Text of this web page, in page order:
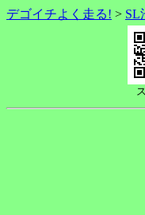
デゴイチよく走る! > SL